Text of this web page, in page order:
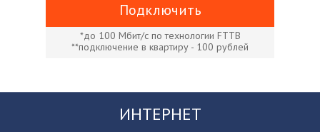
Подключить
*до 100 Мбит/с по технологии FTTB
**подключение в квартиру - 100 рублей
ИНТЕРНЕТ